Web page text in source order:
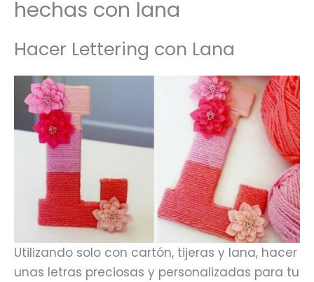
hechas con lana
Hacer Lettering con Lana
Utilizando solo con cartón, tijeras y lana, hacer
unas letras preciosas y personalizadas para tu